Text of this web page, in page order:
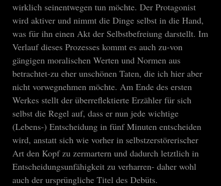
wirklich seinentwegen tun möchte. Der Protagonist
wird aktiver und nimmt die Dinge selbst in die Hand,
was für ihn einen Akt der Selbstbefreiung darstellt. Im
Verlauf dieses Prozesses kommt es auch zu-von
gängigen moralischen Werten und Normen aus
betrachtet-zu eher unschönen Taten, die ich hier aber
nicht vorwegnehmen möchte. Am Ende des ersten
Werkes stellt der überreflektierte Erzähler für sich
selbst die Regel auf, dass er nun jede wichtige
(Lebens-) Entscheidung in fünf Minuten entscheiden
wird, anstatt sich wie vorher in selbstzerstörerischer
Art den Kopf zu zermartern und dadurch letztlich in
Entscheidungsunfähigkeit zu verharren- daher wohl
auch der ursprüngliche Titel des Debüts.